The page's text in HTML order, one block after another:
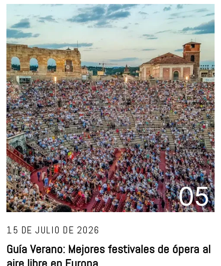
05
15 DE JULIO DE 2026
Guía Verano: Mejores festivales de ópera al